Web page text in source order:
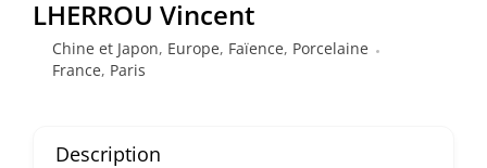
LHERROU Vincent
Chine et Japon, Europe, Faïence, Porcelaine
France, Paris
Description